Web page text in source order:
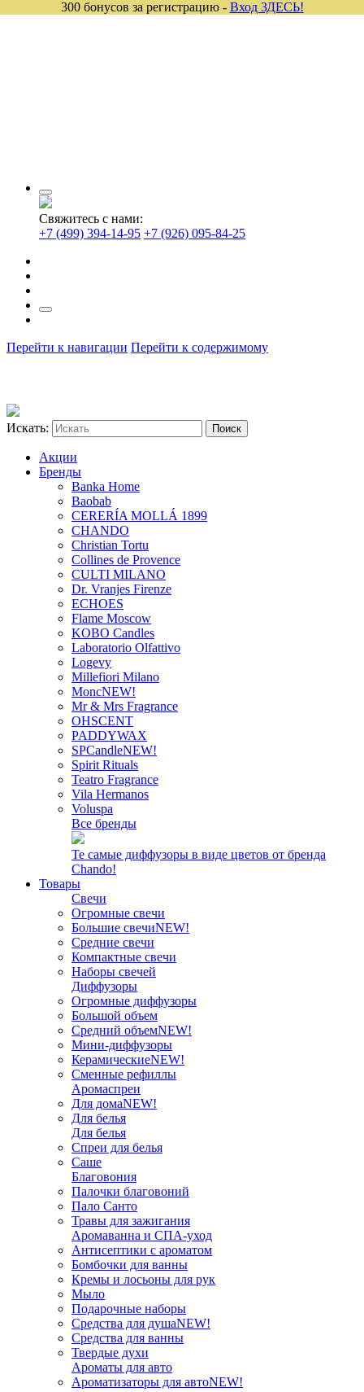
Свяжитесь с нами:
+7 (499) 394-14-95 +7 (926) 095-84-25
Перейти к навигации Перейти к содержимому
Искать:
Акции
Бренды
Banka Home
Baobab
CERERÍA MOLLÁ 1899
CHANDO
Christian Tortu
Collines de Provence
CULTI MILANO
Dr. Vranjes Firenze
ECHOES
Flame Moscow
KOBO Candles
Laboratorio Olfattivo
Logevy
Millefiori Milano
MoncNEW!
Mr & Mrs Fragrance
OHSCENT
PADDYWAX
SPCandleNEW!
Spirit Rituals
Teatro Fragrance
Vila Hermanos
Voluspa
Все бренды
Те самые диффузоры в виде цветов от бренда
Chando!
Товары
Свечи
Огромные свечи
Большие свечиNEW!
Средние свечи
Компактные свечи
Наборы свечей
Диффузоры
Огромные диффузоры
Большой объем
Средний объемNEW!
Мини-диффузоры
КерамическиеNEW!
Сменные рефиллы
Аромаспреи
Для домаNEW!
Для белья
Для белья
Спреи для белья
Саше
Благовония
Палочки благовоний
Пало Санто
Травы для зажигания
Аромаванна и СПА-уход
Антисептики с ароматом
Бомбочки для ванны
Кремы и лосьоны для рук
Мыло
Подарочные наборы
Средства для душаNEW!
Средства для ванны
Твердые духи
Ароматы для авто
Ароматизаторы для автоNEW!
300 бонусов за регистрацию - Вход ЗДЕСЬ!